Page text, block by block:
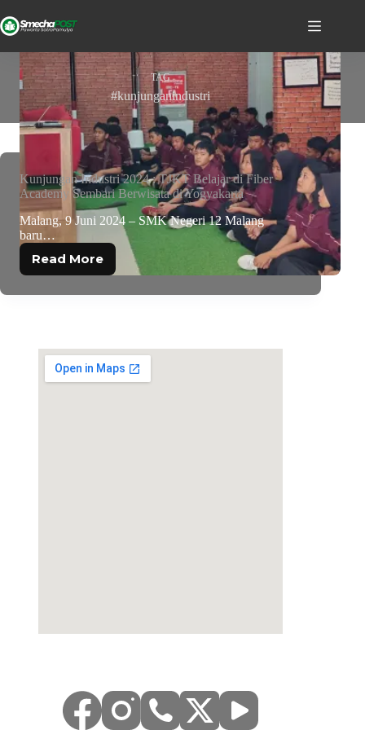
TAG
#kunjunganindustri
Kunjungan Industri 2024 : TJKT Belajar di Fiber
Academy Sembari Berwisata di Yogyakarta
Malang, 9 Juni 2024 – SMK Negeri 12 Malang
baru…
Read More